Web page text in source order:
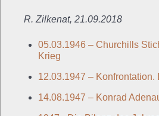
R. Zilkenat, 21.09.2018
05.03.1946 – Churchills
Krieg
12.03.1947 – Konfrontation.
14.08.1947 – Konrad